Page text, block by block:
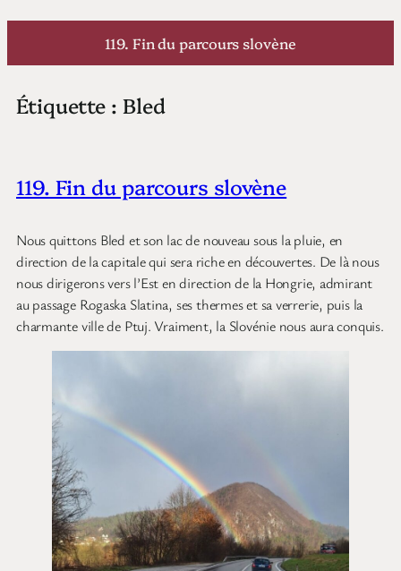
Aller
119. Fin du parcours slovène
Étiquette : Bled
119. Fin du parcours slovène
Nous quittons Bled et son lac de nouveau sous la pluie, en
direction de la capitale qui sera riche en découvertes. De là nous
nous dirigerons vers l’Est en direction de la Hongrie, admirant
au passage Rogaska Slatina, ses thermes et sa verrerie, puis la
charmante ville de Ptuj. Vraiment, la Slovénie nous aura conquis.